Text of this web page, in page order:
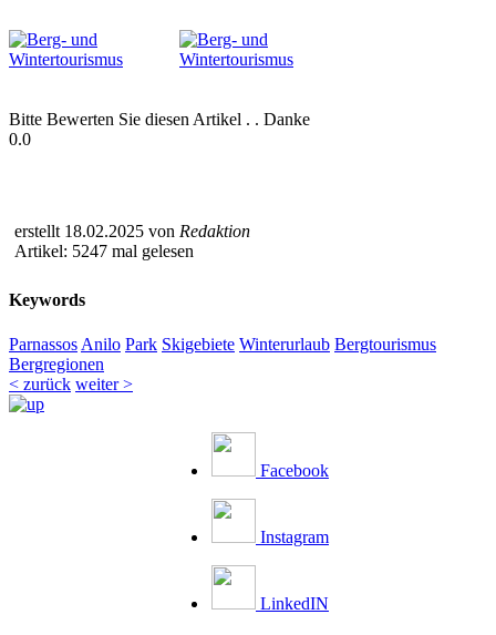
Bitte Bewerten Sie diesen Artikel . . Danke
0.0
erstellt 18.02.2025 von Redaktion
Artikel: 5247 mal gelesen
Keywords
Parnassos Anilo Park Skigebiete Winterurlaub Bergtourismus
Bergregionen
< zurück weiter >
Facebook
Instagram
LinkedIN